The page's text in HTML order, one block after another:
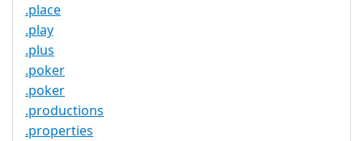
.place
.play
.plus
.poker
.poker
.productions
.properties